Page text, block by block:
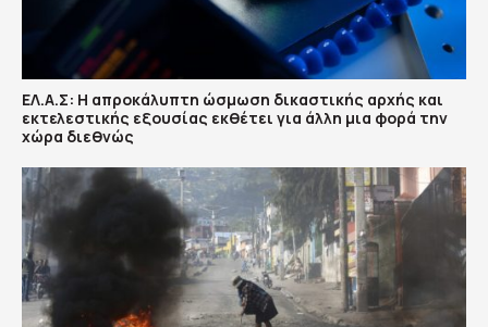
ΕΛ.Α.Σ: Η απροκάλυπτη ώσμωση δικαστικής αρχής και
εκτελεστικής εξουσίας εκθέτει για άλλη μια φορά την
χώρα διεθνώς